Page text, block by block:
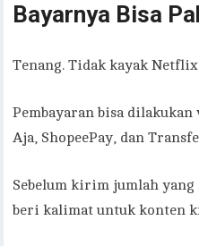
Bayarnya Bisa
Tenang. Tidak kayak
Pembayaran bisa dilakukan
Aja, ShopeePay, dan
Sebelum kirim jumlah
beri kalimat untuk konten